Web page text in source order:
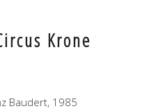
Krone
Baudert, 1985